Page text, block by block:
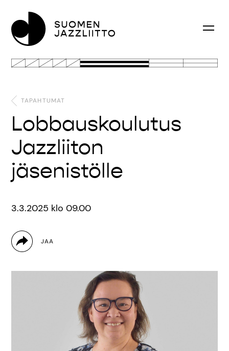
TAPAHTUMAT
Lobbauskoulutus
Jazzliiton
jäsenistölle
3.3.2025 klo 09.00